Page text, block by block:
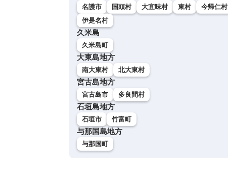
名護市 国頭村 大宜味村 東村 今帰仁村
伊是名村
久米島
久米島町
大東島地方
南大東村 北大東村
宮古島地方
宮古島市 多良間村
石垣島地方
石垣市 竹富町
与那国島地方
与那国町